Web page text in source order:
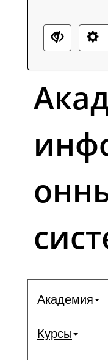
Академия
Курсы